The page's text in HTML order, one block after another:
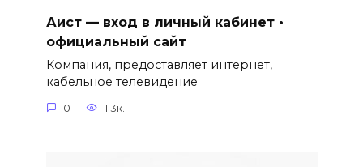
Аист — вход в личный кабинет •
официальный сайт
Компания, предоставляет интернет,
кабельное телевидение
0 1.3к.